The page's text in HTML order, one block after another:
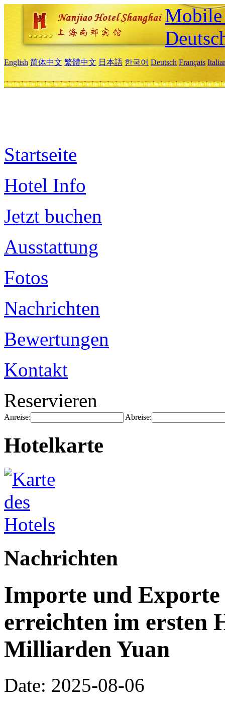
English 简体中文 繁體中文 日本語 한국어 Deutsch Français
Startseite
Hotel Info
Jetzt buchen
Ausstattung
Fotos
Nachrichten
Bewertungen
Kontakt
Reservieren
Anreise: Abreise:
Hotelkarte
Nachrichten
Importe und Exporte
erreichten im ersten
Milliarden Yuan
Date: 2025-08-06